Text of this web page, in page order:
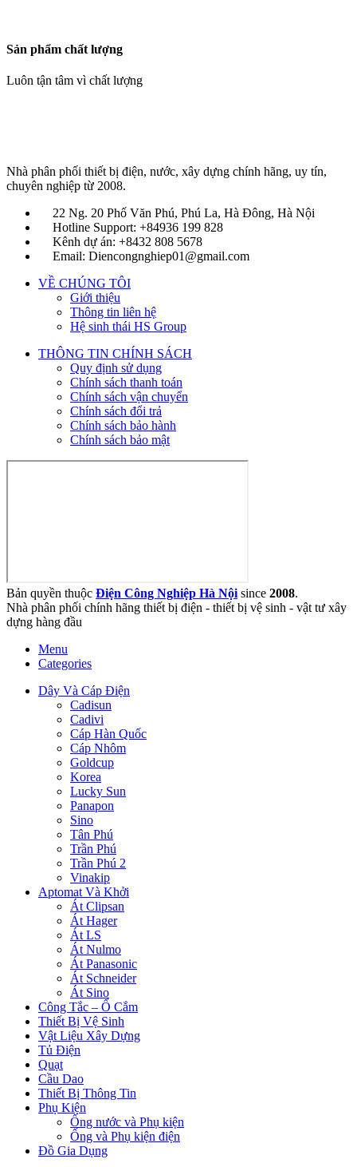
Sản phẩm chất lượng
Luôn tận tâm vì chất lượng
Nhà phân phối thiết bị điện, nước, xây dựng chính hãng, uy tín,
chuyên nghiệp từ 2008.
22 Ng. 20 Phố Văn Phú, Phú La, Hà Đông, Hà Nội
Hotline Support: +84936 199 828
Kênh dự án: +8432 808 5678
Email: Diencongnghiep01@gmail.com
VỀ CHÚNG TÔI
Giới thiệu
Thông tin liên hệ
Hệ sinh thái HS Group
THÔNG TIN CHÍNH SÁCH
Quy định sử dụng
Chính sách thanh toán
Chính sách vận chuyển
Chính sách đổi trả
Chính sách bảo hành
Chính sách bảo mật
Bản quyền thuộc Điện Công Nghiệp Hà Nội since 2008.
Nhà phân phối chính hãng thiết bị điện - thiết bị vệ sinh - vật tư xây
dựng hàng đầu
Menu
Categories
Dây Và Cáp Điện
Cadisun
Cadivi
Cáp Hàn Quốc
Cáp Nhôm
Goldcup
Korea
Lucky Sun
Panapon
Sino
Tân Phú
Trần Phú
Trần Phú 2
Vinakip
Aptomat Và Khởi
Át Clipsan
Át Hager
Át LS
Át Nulmo
Át Panasonic
Át Schneider
Át Sino
Công Tắc – Ổ Cắm
Thiết Bị Vệ Sinh
Vật Liệu Xây Dựng
Tủ Điện
Quạt
Cầu Dao
Thiết Bị Thông Tin
Phụ Kiện
Ống nước và Phụ kiện
Ống và Phụ kiện điện
Đồ Gia Dụng